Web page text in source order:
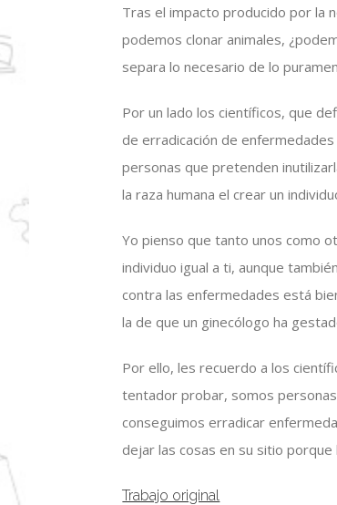
Tras el impacto producido por la
podemos clonar animales,
separa lo necesario de lo
Por un lado los científicos, que
de erradicación de
personas que pretenden
la raza humana el crear un
Yo pienso que tanto unos como
individuo igual a ti, aunque
contra las enfermedades está
la de que un ginecólogo ha
Por ello, les recuerdo a los
tentador probar, somos
conseguimos erradicar
dejar las cosas en su sitio
Trabajo original